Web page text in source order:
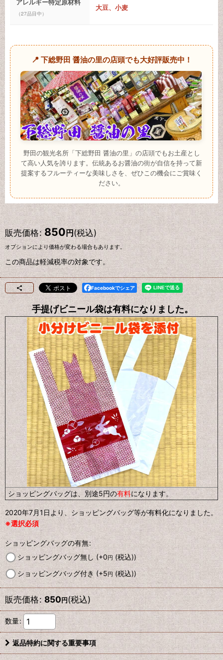
アレルギー特定原材料
（27品目中）
大豆、小麦
📍 下総野田 醤油の里の店頭でも大好評販売中！
野田の観光名所「下総野田 醤油の里」の店頭でもお土産とし
て高い人気を誇ります。伝統あるお醤油の街が自信を持って新
提案するフルーティーな美味しさを、ぜひこの機会にご賞味く
ださい。
販売価格: 850円(税込)
オプションにより価格が変わる場合もあります。
この商品は軽減税率の対象です。
Facebookでシェア
手提げビニール袋は有料になりました。
ショッピングバッグは、別途5円の有料になります。
2020年7月1日より、ショッピングバッグ等が有料化になりました。
※選択必須
ショッピングバッグの有無:
ショッピングバッグ無し(+0円 (税込))
ショッピングバッグ付き (+5円 (税込))
販売価格: 850円(税込)
数量:
返品特約に関する重要事項